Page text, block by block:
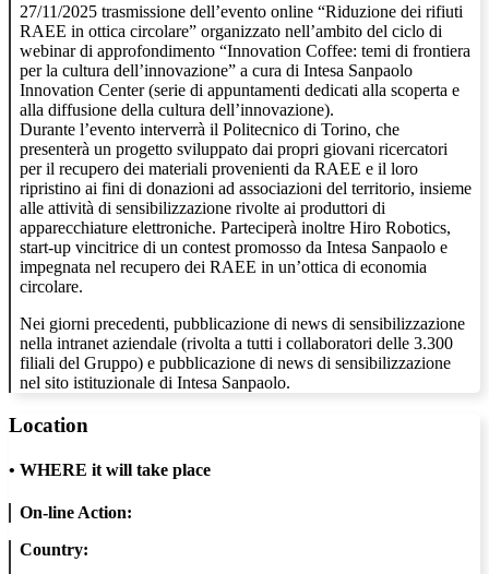
27/11/2025 trasmissione dell’evento online “Riduzione dei rifiuti
RAEE in ottica circolare” organizzato nell’ambito del ciclo di
webinar di approfondimento “Innovation Coffee: temi di frontiera
per la cultura dell’innovazione” a cura di Intesa Sanpaolo
Innovation Center (serie di appuntamenti dedicati alla scoperta e
alla diffusione della cultura dell’innovazione).
Durante l’evento interverrà il Politecnico di Torino, che
presenterà un progetto sviluppato dai propri giovani ricercatori
per il recupero dei materiali provenienti da RAEE e il loro
ripristino ai fini di donazioni ad associazioni del territorio, insieme
alle attività di sensibilizzazione rivolte ai produttori di
apparecchiature elettroniche. Parteciperà inoltre Hiro Robotics,
start-up vincitrice di un contest promosso da Intesa Sanpaolo e
impegnata nel recupero dei RAEE in un’ottica di economia
circolare.
Nei giorni precedenti, pubblicazione di news di sensibilizzazione
nella intranet aziendale (rivolta a tutti i collaboratori delle 3.300
filiali del Gruppo) e pubblicazione di news di sensibilizzazione
nel sito istituzionale di Intesa Sanpaolo.
Location
• WHERE it will take place
On-line Action:
Country: